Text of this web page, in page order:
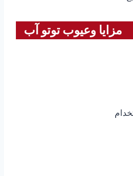
مزايا وعيوب توتو آب